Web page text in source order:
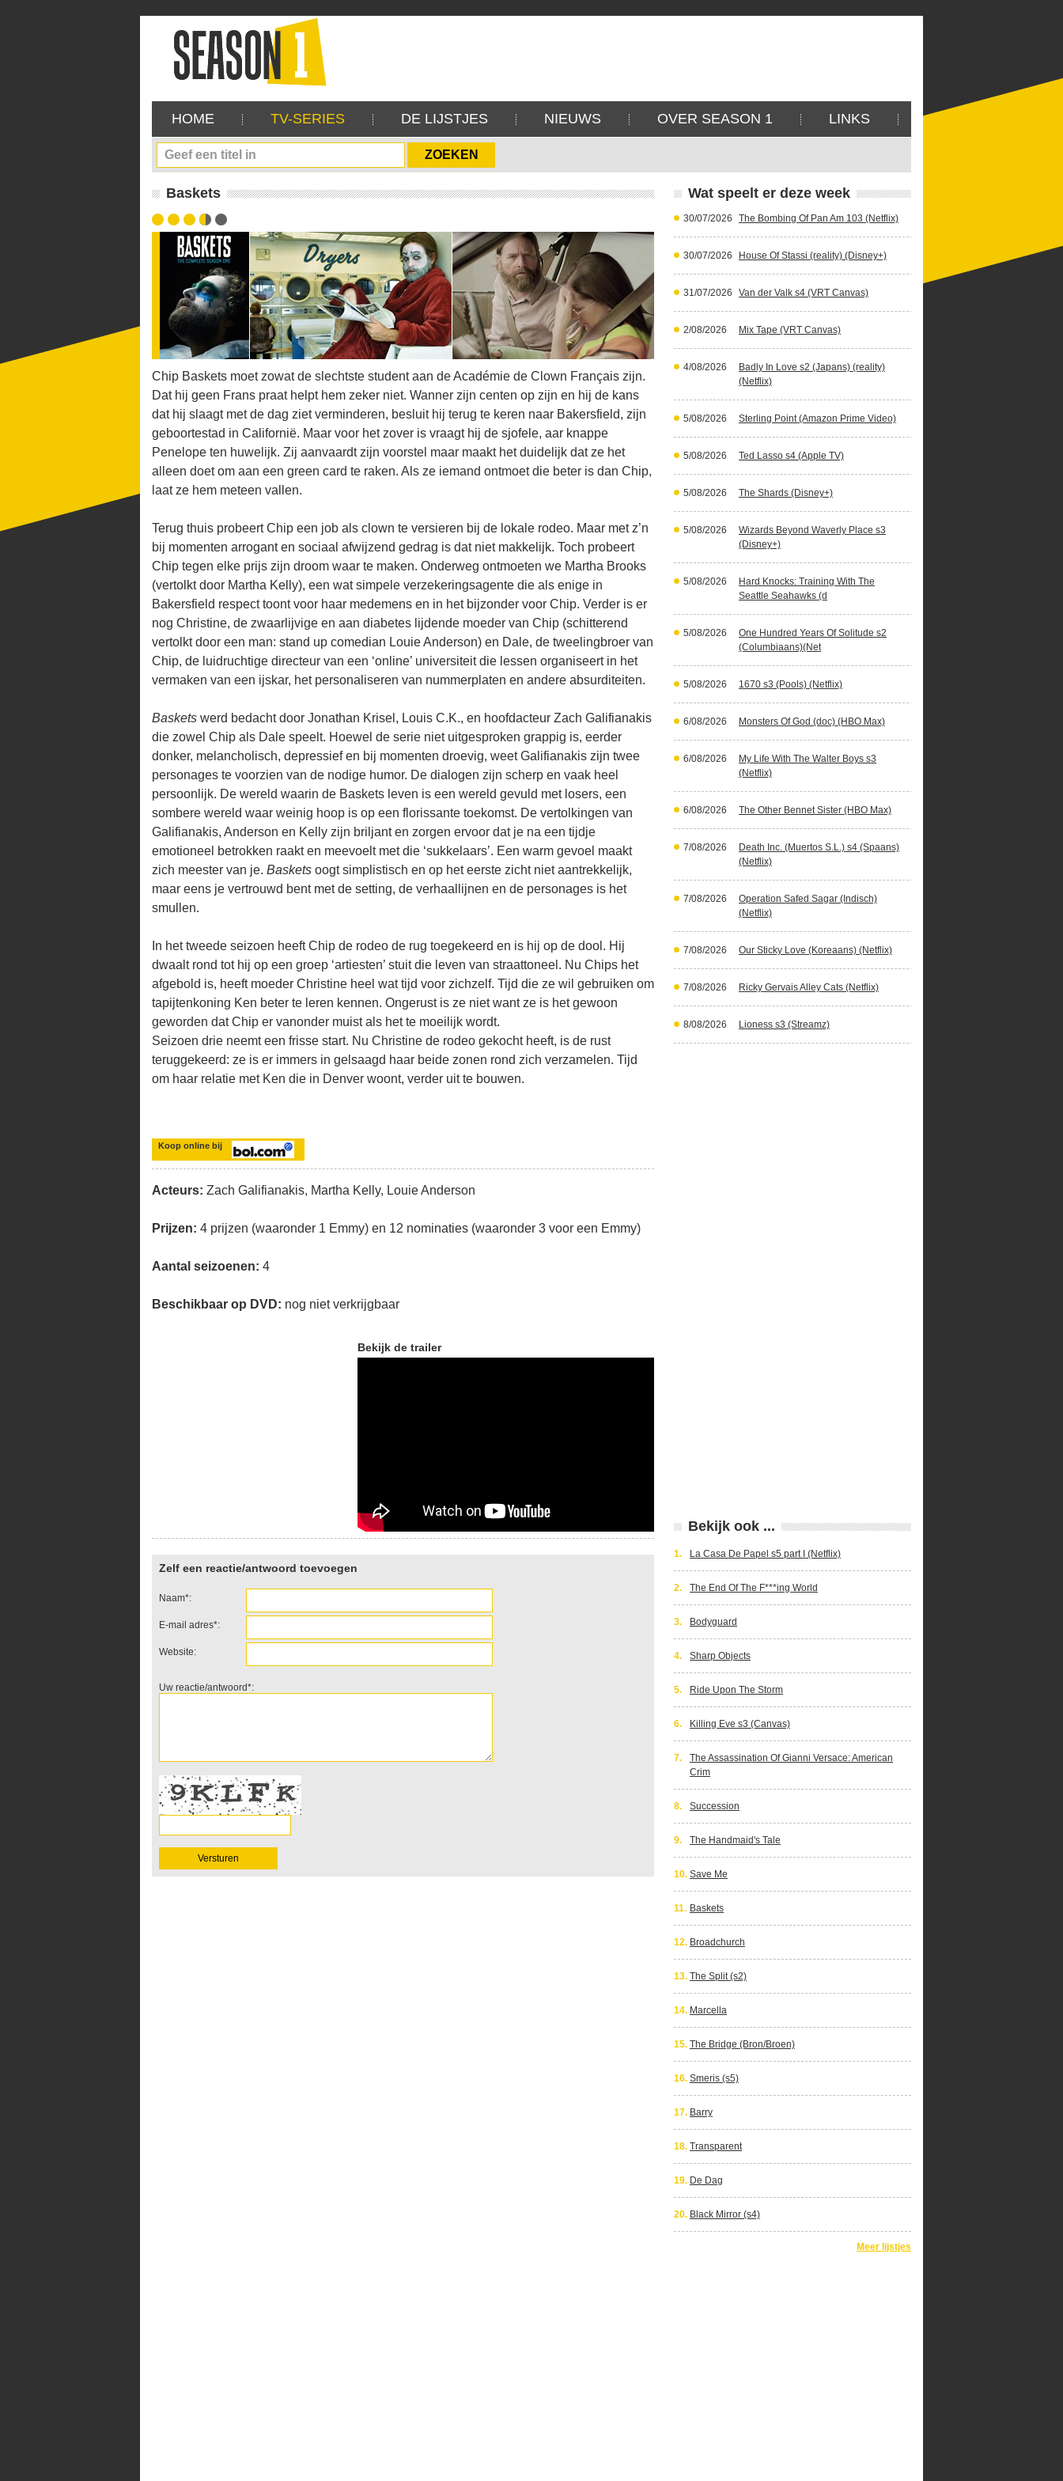
HOME TV-SERIES DE LIJSTJES NIEUWS OVER SEASON 1 LINKS
Baskets
Chip Baskets moet zowat de slechtste student aan de Académie de Clown Français zijn.
Dat hij geen Frans praat helpt hem zeker niet. Wanner zijn centen op zijn en hij de kans
dat hij slaagt met de dag ziet verminderen, besluit hij terug te keren naar Bakersfield, zijn
geboortestad in Californië. Maar voor het zover is vraagt hij de sjofele, aar knappe
Penelope ten huwelijk. Zij aanvaardt zijn voorstel maar maakt het duidelijk dat ze het
alleen doet om aan een green card te raken. Als ze iemand ontmoet die beter is dan Chip,
laat ze hem meteen vallen.
Terug thuis probeert Chip een job als clown te versieren bij de lokale rodeo. Maar met z’n
bij momenten arrogant en sociaal afwijzend gedrag is dat niet makkelijk. Toch probeert
Chip tegen elke prijs zijn droom waar te maken. Onderweg ontmoeten we Martha Brooks
(vertolkt door Martha Kelly), een wat simpele verzekeringsagente die als enige in
Bakersfield respect toont voor haar medemens en in het bijzonder voor Chip. Verder is er
nog Christine, de zwaarlijvige en aan diabetes lijdende moeder van Chip (schitterend
vertolkt door een man: stand up comedian Louie Anderson) en Dale, de tweelingbroer van
Chip, de luidruchtige directeur van een ‘online’ universiteit die lessen organiseert in het
vermaken van een ijskar, het personaliseren van nummerplaten en andere absurditeiten.
Baskets werd bedacht door Jonathan Krisel, Louis C.K., en hoofdacteur Zach Galifianakis
die zowel Chip als Dale speelt. Hoewel de serie niet uitgesproken grappig is, eerder
donker, melancholisch, depressief en bij momenten droevig, weet Galifianakis zijn twee
personages te voorzien van de nodige humor. De dialogen zijn scherp en vaak heel
persoonlijk. De wereld waarin de Baskets leven is een wereld gevuld met losers, een
sombere wereld waar weinig hoop is op een florissante toekomst. De vertolkingen van
Galifianakis, Anderson en Kelly zijn briljant en zorgen ervoor dat je na een tijdje
emotioneel betrokken raakt en meevoelt met die ‘sukkelaars’. Een warm gevoel maakt
zich meester van je. Baskets oogt simplistisch en op het eerste zicht niet aantrekkelijk,
maar eens je vertrouwd bent met de setting, de verhaallijnen en de personages is het
smullen.
In het tweede seizoen heeft Chip de rodeo de rug toegekeerd en is hij op de dool. Hij
dwaalt rond tot hij op een groep ‘artiesten’ stuit die leven van straattoneel. Nu Chips het
afgebold is, heeft moeder Christine heel wat tijd voor zichzelf. Tijd die ze wil gebruiken om
tapijtenkoning Ken beter te leren kennen. Ongerust is ze niet want ze is het gewoon
geworden dat Chip er vanonder muist als het te moeilijk wordt.
Seizoen drie neemt een frisse start. Nu Christine de rodeo gekocht heeft, is de rust
teruggekeerd: ze is er immers in gelsaagd haar beide zonen rond zich verzamelen. Tijd
om haar relatie met Ken die in Denver woont, verder uit te bouwen.
Koop online bij
Acteurs: Zach Galifianakis, Martha Kelly, Louie Anderson
Prijzen: 4 prijzen (waaronder 1 Emmy) en 12 nominaties (waaronder 3 voor een Emmy)
Aantal seizoenen: 4
Beschikbaar op DVD: nog niet verkrijgbaar
Bekijk de trailer
Zelf een reactie/antwoord toevoegen
Naam*:
E-mail adres*:
Website:
Uw reactie/antwoord*:
Wat speelt er deze week
30/07/2026 The Bombing Of Pan Am 103 (Netflix)
30/07/2026 House Of Stassi (reality) (Disney+)
31/07/2026 Van der Valk s4 (VRT Canvas)
2/08/2026 Mix Tape (VRT Canvas)
4/08/2026
Badly In Love s2 (Japans) (reality)
(Netflix)
5/08/2026 Sterling Point (Amazon Prime Video)
5/08/2026 Ted Lasso s4 (Apple TV)
5/08/2026 The Shards (Disney+)
5/08/2026
Wizards Beyond Waverly Place s3
(Disney+)
5/08/2026
Hard Knocks: Training With The
Seattle Seahawks (d
5/08/2026
One Hundred Years Of Solitude s2
(Columbiaans)(Net
5/08/2026 1670 s3 (Pools) (Netflix)
6/08/2026 Monsters Of God (doc) (HBO Max)
6/08/2026
My Life With The Walter Boys s3
(Netflix)
6/08/2026 The Other Bennet Sister (HBO Max)
7/08/2026
Death Inc. (Muertos S.L.) s4 (Spaans)
(Netflix)
7/08/2026
Operation Safed Sagar (Indisch)
(Netflix)
7/08/2026 Our Sticky Love (Koreaans) (Netflix)
7/08/2026 Ricky Gervais Alley Cats (Netflix)
8/08/2026 Lioness s3 (Streamz)
Bekijk ook ...
1. La Casa De Papel s5 part I (Netflix)
2. The End Of The F***ing World
3. Bodyguard
4. Sharp Objects
5. Ride Upon The Storm
6. Killing Eve s3 (Canvas)
7.
The Assassination Of Gianni Versace: American
Crim
8. Succession
9. The Handmaid's Tale
10. Save Me
11. Baskets
12. Broadchurch
13. The Split (s2)
14. Marcella
15. The Bridge (Bron/Broen)
16. Smeris (s5)
17. Barry
18. Transparent
19. De Dag
20. Black Mirror (s4)
Meer lijstjes